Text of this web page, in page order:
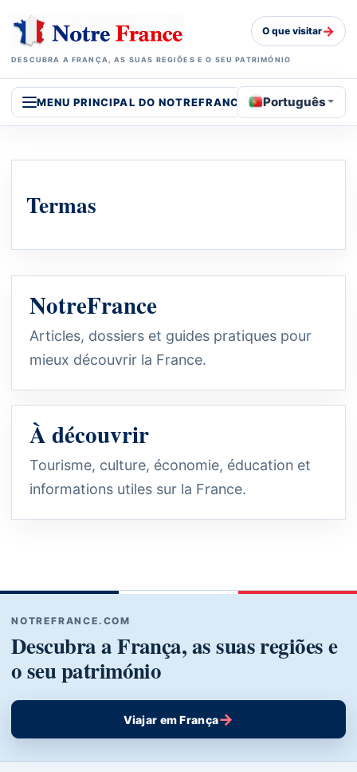
DESCUBRA A FRANÇA, AS SUAS REGIÕES E O SEU PATRIMÓNIO
O que visitar→
MENU PRINCIPAL DO NOTREFRANCE Português
Termas
NotreFrance
Articles, dossiers et guides pratiques pour
mieux découvrir la France.
À découvrir
Tourisme, culture, économie, éducation et
informations utiles sur la France.
NOTREFRANCE.COM
Descubra a França, as suas regiões e
o seu património
Viajar em França→